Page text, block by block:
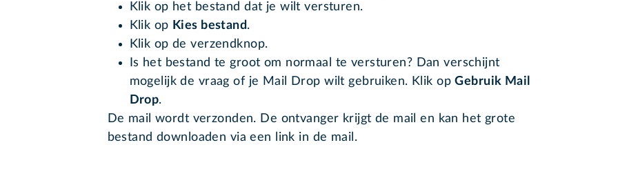
Klik op het bestand dat je wilt versturen.
Klik op Kies bestand.
Klik op de verzendknop.
Is het bestand te groot om normaal te versturen? Dan verschijnt
mogelijk de vraag of je Mail Drop wilt gebruiken. Klik opGebruik Mail
Drop.
De mail wordt verzonden. De ontvanger krijgt de mail en kan het grote
bestand downloaden via een link in de mail.